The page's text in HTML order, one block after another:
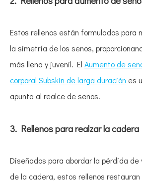
Estos rellenos están formulados para
la simetría de los senos,
más llena y juvenil. El Aumento de
corporal Subskin de larga duración es
apunta al realce de senos.
3. Rellenos para realzar la cadera
Diseñados para abordar la pérdida de
de la cadera, estos rellenos